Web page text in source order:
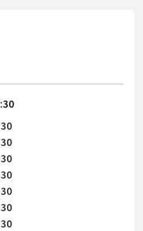
戦略
テナビリティ